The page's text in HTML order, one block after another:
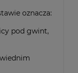
oznacza:
pod gwint,